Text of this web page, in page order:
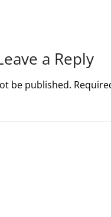
a Reply
be published.